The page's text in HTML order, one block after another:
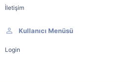
İletişim
Kullanıcı Menüsü
Login